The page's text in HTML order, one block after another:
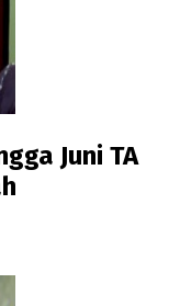
Juni TA